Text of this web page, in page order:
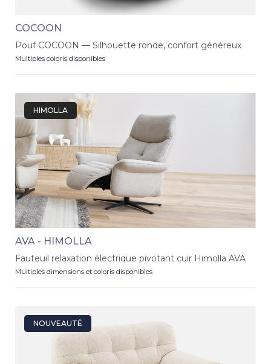
COCOON
Pouf COCOON — Silhouette ronde, confort généreux
Multiples coloris disponibles
HIMOLLA
AVA - HIMOLLA
Fauteuil relaxation électrique pivotant cuir Himolla AVA
Multiples dimensions et coloris disponibles
NOUVEAUTÉ